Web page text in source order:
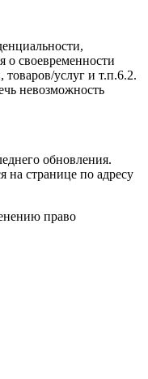
о своевременности
услуг и т.п.6.2.
невозможность
обновления.
на странице по адресу
право